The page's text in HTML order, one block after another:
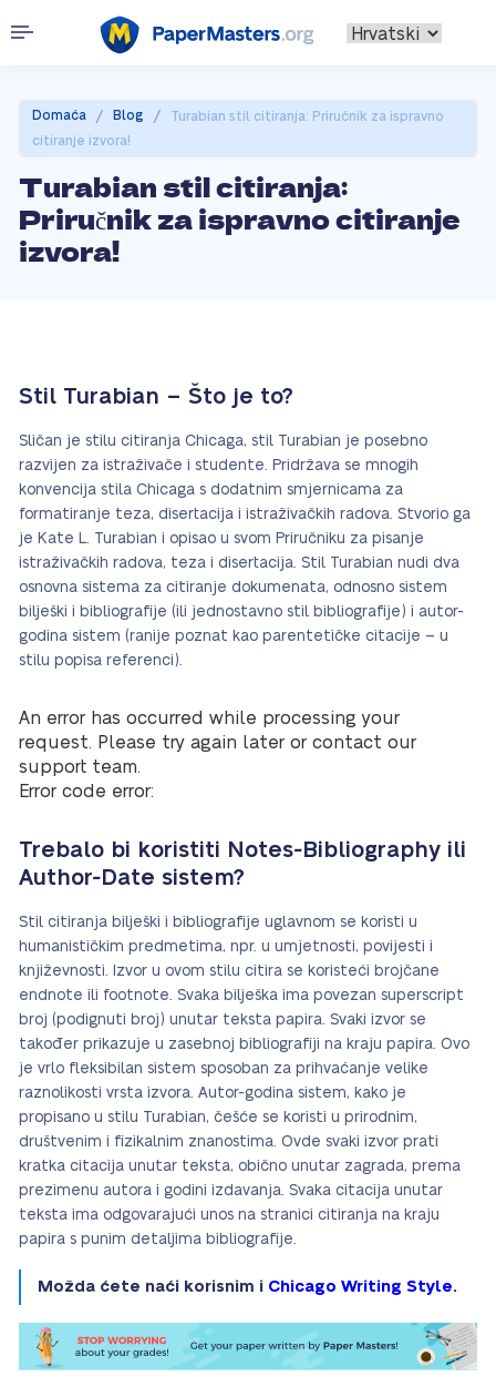
Domaća / Blog /
Turabian stil citiranja: Priručnik za ispravno
citiranje izvora!
Turabian stil citiranja:
Priručnik za ispravno citiranje
izvora!
Stil Turabian – Što je to?
Sličan je stilu citiranja Chicaga, stil Turabian je posebno
razvijen za istraživače i studente. Pridržava se mnogih
konvencija stila Chicaga s dodatnim smjernicama za
formatiranje teza, disertacija i istraživačkih radova. Stvorio ga
je Kate L. Turabian i opisao u svom Priručniku za pisanje
istraživačkih radova, teza i disertacija. Stil Turabian nudi dva
osnovna sistema za citiranje dokumenata, odnosno sistem
bilješki i bibliografije (ili jednostavno stil bibliografije) i autor-
godina sistem (ranije poznat kao parentetičke citacije – u
stilu popisa referenci).
An error has occurred while processing your
request. Please try again later or contact our
support team.
Error code error:
Trebalo bi koristiti Notes-Bibliography ili
Author-Date sistem?
Stil citiranja bilješki i bibliografije uglavnom se koristi u
humanističkim predmetima, npr. u umjetnosti, povijesti i
književnosti. Izvor u ovom stilu citira se koristeći brojčane
endnote ili footnote. Svaka bilješka ima povezan superscript
broj (podignuti broj) unutar teksta papira. Svaki izvor se
također prikazuje u zasebnoj bibliografiji na kraju papira. Ovo
je vrlo fleksibilan sistem sposoban za prihvaćanje velike
raznolikosti vrsta izvora. Autor-godina sistem, kako je
propisano u stilu Turabian, češće se koristi u prirodnim,
društvenim i fizikalnim znanostima. Ovde svaki izvor prati
kratka citacija unutar teksta, obično unutar zagrada, prema
prezimenu autora i godini izdavanja. Svaka citacija unutar
teksta ima odgovarajući unos na stranici citiranja na kraju
papira s punim detaljima bibliografije.
Možda ćete naći korisnim i Chicago Writing Style.